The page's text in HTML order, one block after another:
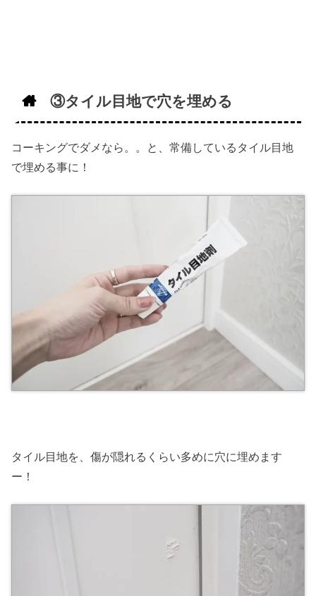
③タイル目地で穴を埋める
コーキングでダメなら。。と、常備しているタイル目地
で埋める事に！
タイル目地を、傷が隠れるくらい多めに穴に埋めます
ー！